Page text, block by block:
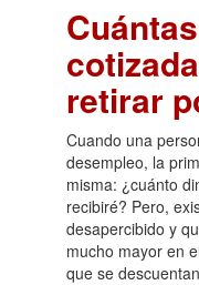
retirar
Cuando una
desempleo, la
misma: ¿cuánto
recibiré? Pero,
desapercibido y
mucho mayor en
que se